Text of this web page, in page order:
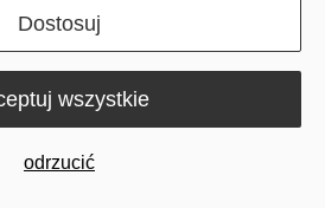
Dostosuj
odrzucić
wszystkie